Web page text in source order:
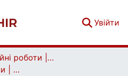
Увійти
Кваліфікаційні роботи | Qualifying works
Магістерські роботи | Master's theses